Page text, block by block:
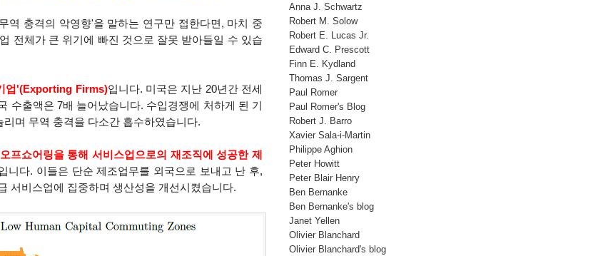
역 충격의 악영향'을 말하는 연구만 접한다면, 마치 중
전체가 큰 위기에 빠진 것으로 잘못 받아들일 수 있습
업'(Exporting Firms)입니다. 미국은 지난 20년간 전세
수출액은 7배 늘어났습니다. 수입경쟁에 처하게 된 기
며 무역 충격을 다소간 흡수하였습니다.
프쇼어링을 통해 서비스업으로의 재조직에 성공한 제
니다. 이들은 단순 제조업무를 외국으로 보내고 난 후,
서비스업에 집중하며 생산성을 개선시켰습니다.
Anna J. Schwartz
Robert M. Solow
Robert E. Lucas Jr.
Edward C. Prescott
Finn E. Kydland
Thomas J. Sargent
Paul Romer
Paul Romer's Blog
Robert J. Barro
Xavier Sala-i-Martin
Philippe Aghion
Peter Howitt
Peter Blair Henry
Ben Bernanke
Ben Bernanke's blog
Janet Yellen
Olivier Blanchard
Olivier Blanchard's blog